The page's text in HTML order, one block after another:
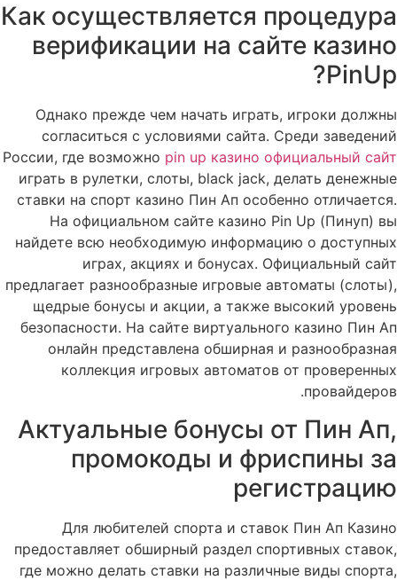
Как осуществляется процедура
верификации на сайте казино
PinUp?
Однако прежде чем начать играть, игроки должны
согласиться с условиями сайта. Среди заведений
России, где возможно pin up казино официальный сайт
играть в рулетки, слоты, black jack, делать денежные
ставки на спорт казино Пин Ап особенно отличается.
На официальном сайте казино Pin Up (Пинуп) вы
найдете всю необходимую информацию о доступных
играх, акциях и бонусах. Официальный сайт
предлагает разнообразные игровые автоматы (слоты),
щедрые бонусы и акции, а также высокий уровень
безопасности. На сайте виртуального казино Пин Ап
онлайн представлена обширная и разнообразная
коллекция игровых автоматов от проверенных
провайдеров.
Актуальные бонусы от Пин Ап,
промокоды и фриспины за
регистрацию
Для любителей спорта и ставок Пин Ап Казино
предоставляет обширный раздел спортивных ставок,
где можно делать ставки на различные виды спорта,